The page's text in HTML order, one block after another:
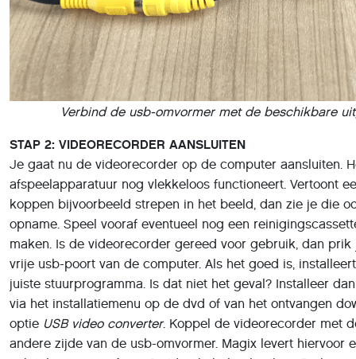
Verbind de usb-omvormer met de beschikbare
STAP 2: VIDEORECORDER AANSLUITEN
afspeelapparatuur nog vlekkeloos functioneert. Vertoont
koppen bijvoorbeeld strepen in het beeld, dan zie je die
opname. Speel vooraf eventueel nog een
maken. Is de videorecorder gereed voor gebruik, dan
vrije usb-poort van de computer. Als het goed is,
juiste stuurprogramma. Is dat niet het geval? Installeer
via het installatiemenu op de dvd of van het ontvangen
optie USB video converter . Koppel de videorecorder met
andere zijde van de usb-omvormer. Magix levert hiervoor
ook tulpsnoeren of een S-video-kabel gebruiken. De
aansluitingen op de videorecorder, al is een scart-